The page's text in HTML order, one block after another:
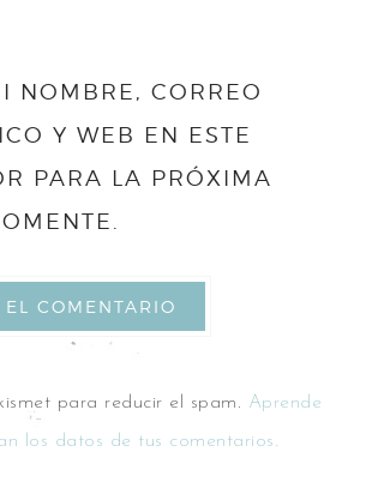
NOMBRE, CORREO
Y WEB EN ESTE
PARA LA PRÓXIMA
para reducir el spam. Aprende
los datos de tus comentarios.